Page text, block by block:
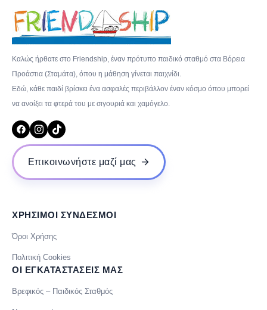
Καλώς ήρθατε στο Friendship, έναν πρότυπο παιδικό σταθμό στα Βόρεια
Προάστια (Σταμάτα), όπου η μάθηση γίνεται παιχνίδι.
Εδώ, κάθε παιδί βρίσκει ένα ασφαλές περιβάλλον έναν κόσμο όπου μπορεί
να ανοίξει τα φτερά του με σιγουριά και χαμόγελο.
Επικοινωνήστε μαζί μας
ΧΡΗΣΙΜΟΙ ΣΥΝΔΕΣΜΟΙ
Όροι Χρήσης
Πολιτική Cookies
ΟΙ ΕΓΚΑΤΑΣΤΑΣΕΙΣ ΜΑΣ
Βρεφικός – Παιδικός Σταθμός